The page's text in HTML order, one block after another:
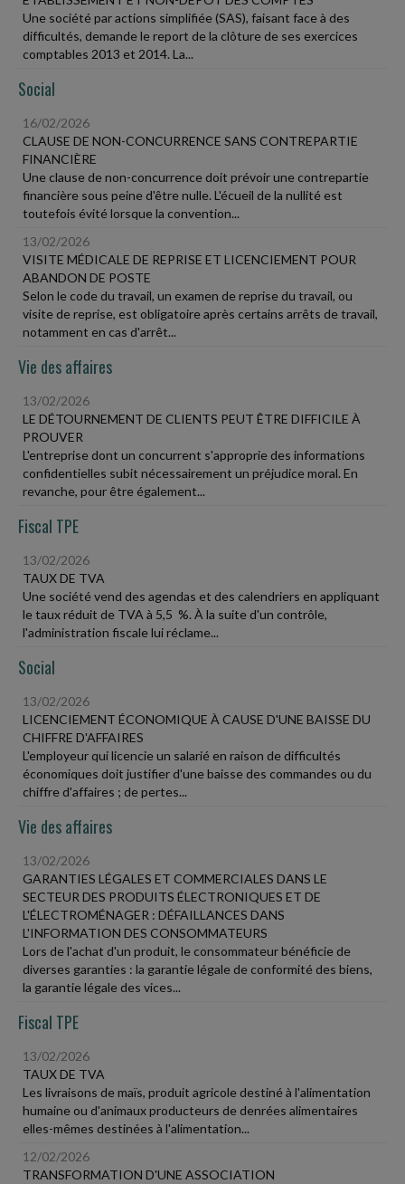
Une société par actions simplifiée (SAS), faisant face à des
difficultés, demande le report de la clôture de ses exercices
comptables 2013 et 2014. La...
Social
16/02/2026
CLAUSE DE NON-CONCURRENCE SANS CONTREPARTIE
FINANCIÈRE
Une clause de non-concurrence doit prévoir une contrepartie
financière sous peine d'être nulle. L'écueil de la nullité est
toutefois évité lorsque la convention...
13/02/2026
VISITE MÉDICALE DE REPRISE ET LICENCIEMENT POUR
ABANDON DE POSTE
Selon le code du travail, un examen de reprise du travail, ou
visite de reprise, est obligatoire après certains arrêts de travail,
notamment en cas d'arrêt...
Vie des affaires
13/02/2026
LE DÉTOURNEMENT DE CLIENTS PEUT ÊTRE DIFFICILE À
PROUVER
L'entreprise dont un concurrent s'approprie des informations
confidentielles subit nécessairement un préjudice moral. En
revanche, pour être également...
Fiscal TPE
13/02/2026
TAUX DE TVA
Une société vend des agendas et des calendriers en appliquant
le taux réduit de TVA à 5,5 %. À la suite d'un contrôle,
l'administration fiscale lui réclame...
Social
13/02/2026
LICENCIEMENT ÉCONOMIQUE À CAUSE D'UNE BAISSE DU
CHIFFRE D'AFFAIRES
L'employeur qui licencie un salarié en raison de difficultés
économiques doit justifier d'une baisse des commandes ou du
chiffre d'affaires ; de pertes...
Vie des affaires
13/02/2026
GARANTIES LÉGALES ET COMMERCIALES DANS LE
SECTEUR DES PRODUITS ÉLECTRONIQUES ET DE
L'ÉLECTROMÉNAGER : DÉFAILLANCES DANS
L'INFORMATION DES CONSOMMATEURS
Lors de l'achat d'un produit, le consommateur bénéficie de
diverses garanties : la garantie légale de conformité des biens,
la garantie légale des vices...
Fiscal TPE
13/02/2026
TAUX DE TVA
Les livraisons de maïs, produit agricole destiné à l'alimentation
humaine ou d'animaux producteurs de denrées alimentaires
elles-mêmes destinées à l'alimentation...
12/02/2026
TRANSFORMATION D'UNE ASSOCIATION